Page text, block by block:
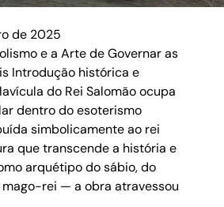
de 2025
e a Arte de Governar as
Introdução histórica e
do Rei Salomão ocupa
dentro do esoterismo
simbolicamente ao rei
que transcende a história e
arquétipo do sábio, do
rei — a obra atravessou